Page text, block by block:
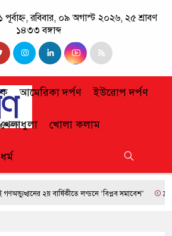
রবিবার, ০৯ অগাস্ট ২০২৬, ২৫ শ্রাবণ
১৪৩৩ বঙ্গাব্দ
আমেরিকা দর্পণ ইউরোপ দর্পণ
খেলাধুলা খোলা কলাম
ধর্ম
২য় বার্ষিকীতে লন্ডনে ‘বিপ্লব সমাবেশ’ ফ্রান্সে